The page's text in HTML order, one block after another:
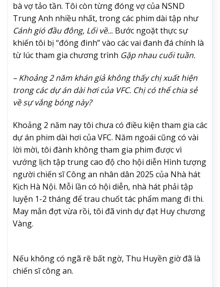
bà vợ tảo tần. Tôi còn từng đóng vợ của NSND
Trung Anh nhiều nhất, trong các phim dài tập như
Cánh gió đầu đông, Lối về... Bước ngoặt thực sự
khiến tôi bị “đóng đinh” vào các vai đanh đá chính là
từ lúc tham gia chương trình Gặp nhau cuối tuần.
– Khoảng 2 năm khán giả không thấy chị xuất hiện
trong các dự án dài hơi của VFC. Chị có thể chia sẻ
về sự vắng bóng này?
Khoảng 2 năm nay tôi chưa có điều kiện tham gia các
dự án phim dài hơi của VFC. Năm ngoái cũng có vài
lời mời, tôi đành không tham gia phim được vì
vướng lịch tập trung cao độ cho hội diễn Hình tượng
người chiến sĩ Công an nhân dân 2025 của Nhà hát
Kịch Hà Nội. Mỗi lần có hội diễn, nhà hát phải tập
luyện 1-2 tháng để trau chuốt tác phẩm mang đi thi.
May mắn đợt vừa rồi, tôi đã vinh dự đạt Huy chương
Vàng.
Nếu không có ngã rẽ bất ngờ, Thu Huyền giờ đã là
chiến sĩ công an.